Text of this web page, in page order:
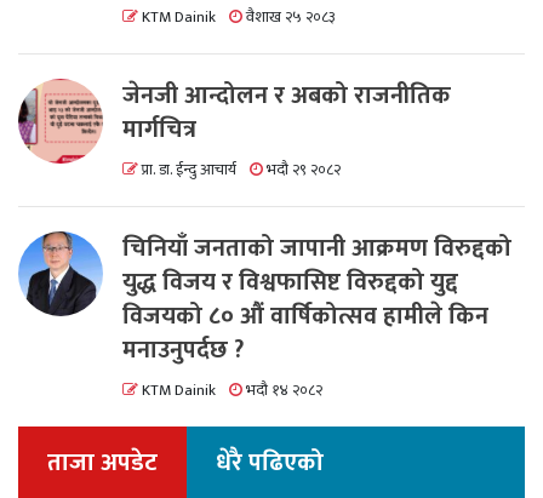
KTM Dainik वैशाख २५ २०८३
जेनजी आन्दोलन र अबको राजनीतिक
मार्गचित्र
प्रा. डा. ईन्दु आचार्य भदौ २९ २०८२
चिनियाँ जनताको जापानी आक्रमण विरुद्दको
युद्ध विजय र विश्वफासिष्ट विरुद्दको युद्द
विजयको ८० औं वार्षिकोत्सव हामीले किन
मनाउनुपर्दछ ?
KTM Dainik भदौ १४ २०८२
ताजा अपडेट धेरै पढिएको